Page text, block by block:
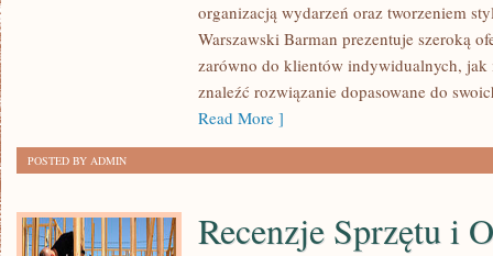
BROWARNICTWOorganizacją wydarzeń oraz tworzeniem
Warszawski Barman prezentuje szeroką
zarówno do klientów indywidualnych,
znaleźć rozwiązanie dopasowane do
Read More ]
POSTED BY ADMIN
Recenzje Sprzętu i